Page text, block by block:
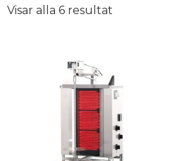
Visar alla 6 resultat